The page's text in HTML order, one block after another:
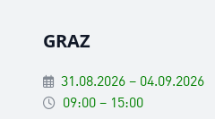
GRAZ
31.08.2026 – 04.09.2026
09:00 – 15:00